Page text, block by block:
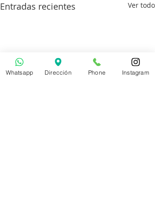
Entradas recientes Ver todo
Whatsapp Dirección Phone Instagram